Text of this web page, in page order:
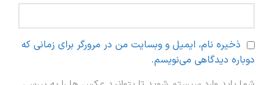
ذخیره نام، ایمیل و وبسایت من در مرورگر برای زمانی که
دوباره دیدگاهی می‌نویسم.